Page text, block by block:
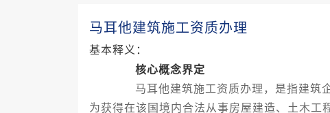
马耳他建筑施工资质办理
基本释义：
核心概念界定
马耳他建筑施工资质办理，是指建筑企
为获得在该国境内合法从事房屋建造、土木工